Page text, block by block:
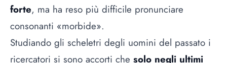
forte, ma ha reso più difficile pronunciare
consonanti «morbide».
Studiando gli scheletri degli uomini del passato i
ricercatori si sono accorti che solo negli ultimi